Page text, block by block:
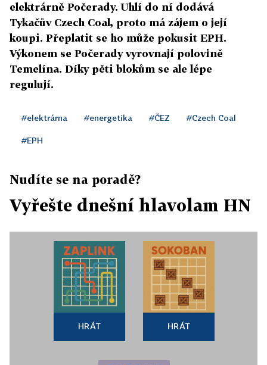
elektrárně Počerady. Uhlí do ní dodává
Tykačův Czech Coal, proto má zájem o její
koupi. Přeplatit se ho může pokusit EPH.
Výkonem se Počerady vyrovnají polovině
Temelína. Díky pěti blokům se ale lépe
regulují.
#elektrárna #energetika #ČEZ #Czech Coal
#EPH
Nudíte se na poradě?
Vyřešte dnešní hlavolam HN
HRÁT HRÁT